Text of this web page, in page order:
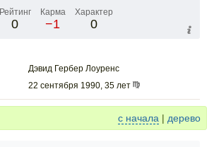
Рейтинг
0
Карма
−1
Характер
0
Дэвид Гербер Лоуренс
22 сентября 1990, 35 лет
с начала | дерево